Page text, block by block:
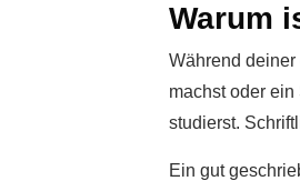
Warum
Während
machst oder
studierst.
Ein gut